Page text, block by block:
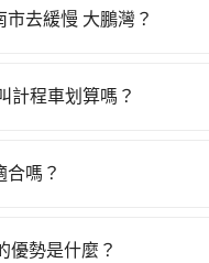
，從最早07:16到
鐘出站、等待車站前
。縱使幸運攔到一輛
去緩慢 大鵬灣？
可隨租隨借的iRent應
去，但額外的汽車保
租車都好像在開樂透
計程車划算嗎？
一計程車等叫車看看
鵬灣所在的屏東縣的計
嗎？
勢是什麼？